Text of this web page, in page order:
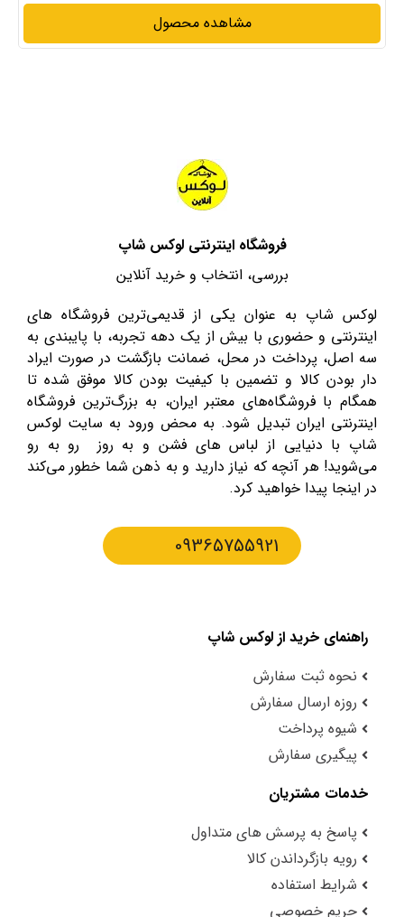
مشاهده محصول
فروشگاه اینترنتی لوکس شاپ
بررسی، انتخاب و خرید آنلاین
لوکس شاپ به عنوان یکی از قدیمی‌ترین فروشگاه های
اینترنتی و حضوری با بیش از یک دهه تجربه، با پایبندی به
سه اصل، پرداخت در محل، ضمانت بازگشت در صورت ایراد
دار بودن کالا و تضمین با کیفیت بودن کالا موفق شده تا
همگام با فروشگاه‌های معتبر ایران، به بزرگ‌ترین فروشگاه
اینترنتی ایران تبدیل شود. به محض ورود به سایت لوکس
شاپ با دنیایی از لباس های فشن و به روز رو به رو
می‌شوید! هر آنچه که نیاز دارید و به ذهن شما خطور می‌کند
در اینجا پیدا خواهید کرد.
09365755921
راهنمای خرید از لوکس شاپ
نحوه ثبت سفارش
روزه ارسال سفارش
شیوه پرداخت
پیگیری سفارش
خدمات مشتریان
پاسخ به پرسش های متداول
رویه بازگرداندن کالا
شرایط استفاده
حریم خصوصی